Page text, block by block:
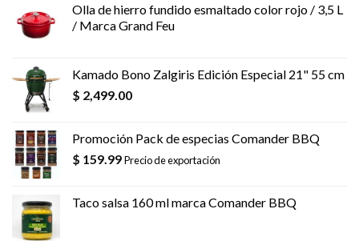
Olla de hierro fundido esmaltado color rojo / 3,5 L
/ Marca Grand Feu
Kamado Bono Zalgiris Edición Especial 21" 55 cm
$ 2,499.00
Promoción Pack de especias Comander BBQ
$ 159.99Precio de exportación
Taco salsa 160 ml marca Comander BBQ